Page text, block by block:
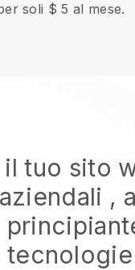
soli $ 5 al mese.
il tuo sito
,
tecnologie